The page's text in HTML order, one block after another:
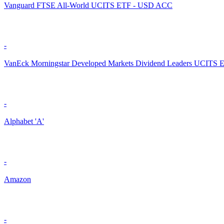
Vanguard FTSE All-World UCITS ETF - USD ACC
-
VanEck Morningstar Developed Markets Dividend Leaders UCITS
-
Alphabet 'A'
-
Amazon
-